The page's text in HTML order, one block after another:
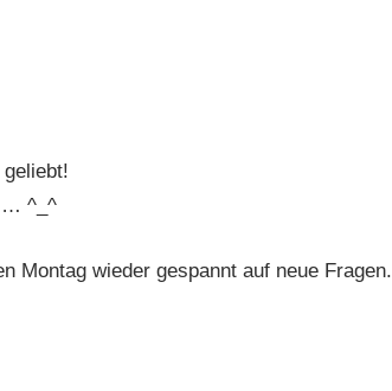
… ^_^
Montag wieder gespannt auf neue Fragen.